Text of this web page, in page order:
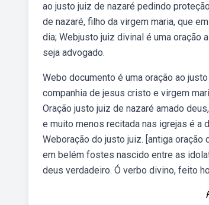
ao justo juiz de nazaré pedindo
de nazaré, filho da virgem maria, que
dia; Webjusto juiz divinal é uma oração
seja advogado.
Webo documento é uma oração ao
companhia de jesus cristo e virgem
Oração justo juiz de nazaré amado
e muito menos recitada nas igrejas é a
Weboração do justo juiz. [antiga
em belém fostes nascido entre as
deus verdadeiro. Ó verbo divino, feito